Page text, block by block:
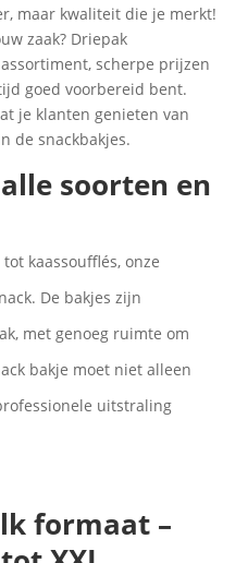
maar kwaliteit die je merkt!
zaak? Driepak
scherpe prijzen
goed voorbereid bent.
je klanten genieten van
de snackbakjes.
soorten en
kaassoufflés, onze
De bakjes zijn
met genoeg ruimte om
bakje moet niet alleen
uitstraling
formaat –